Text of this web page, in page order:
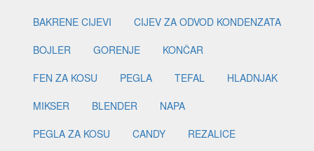
BAKRENE CIJEVI
CIJEV ZA ODVOD KONDENZATA
BOJLER
GORENJE
KONČAR
FEN ZA KOSU
PEGLA TEFAL
HLADNJAK
MIKSER
BLENDER
NAPA
PEGLA ZA KOSU
CANDY
REZALICE